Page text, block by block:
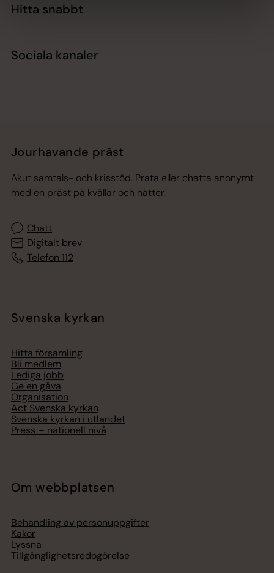
Hitta snabbt
Sociala kanaler
Jourhavande präst
Akut samtals- och krisstöd. Prata eller chatta anonymt
med en präst på kvällar och nätter.
Chatt
Digitalt brev
Telefon 112
Svenska kyrkan
Hitta församling
Bli medlem
Lediga jobb
Ge en gåva
Organisation
Act Svenska kyrkan
Svenska kyrkan i utlandet
Press – nationell nivå
Om webbplatsen
Behandling av personuppgifter
Kakor
Lyssna
Tillgänglighetsredogörelse